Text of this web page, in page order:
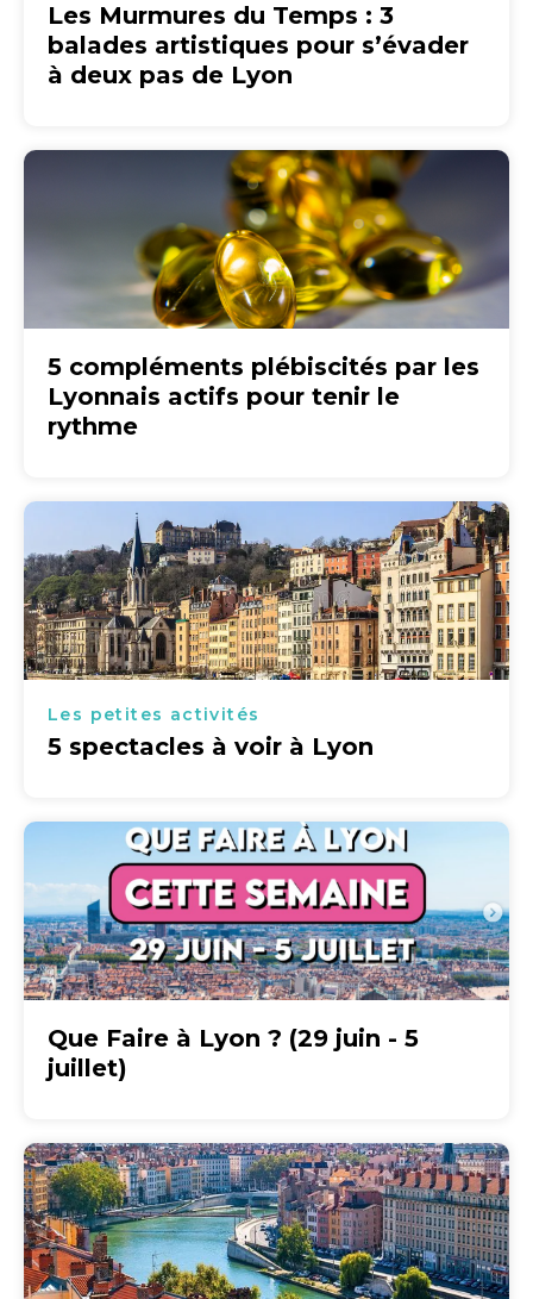
Les Murmures du Temps : 3
balades artistiques pour s’évader
à deux pas de Lyon
5 compléments plébiscités par les
Lyonnais actifs pour tenir le
rythme
Les petites activités
5 spectacles à voir à Lyon
Que Faire à Lyon ? (29 juin - 5
juillet)